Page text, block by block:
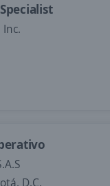
D.C.